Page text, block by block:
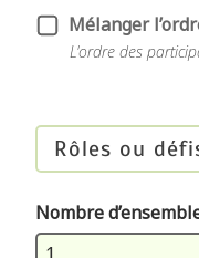
Mélanger
L'ordre des
Rôles ou
Nombre